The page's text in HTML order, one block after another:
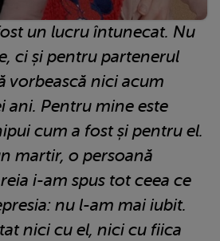
un lucru întunecat. Nu
ci și pentru partenerul
vorbească nici acum
ani. Pentru mine este
cum a fost și pentru el.
martir, o persoană
i-am spus tot ceea ce
nu l-am mai iubit.
nici cu el, nici cu fiica